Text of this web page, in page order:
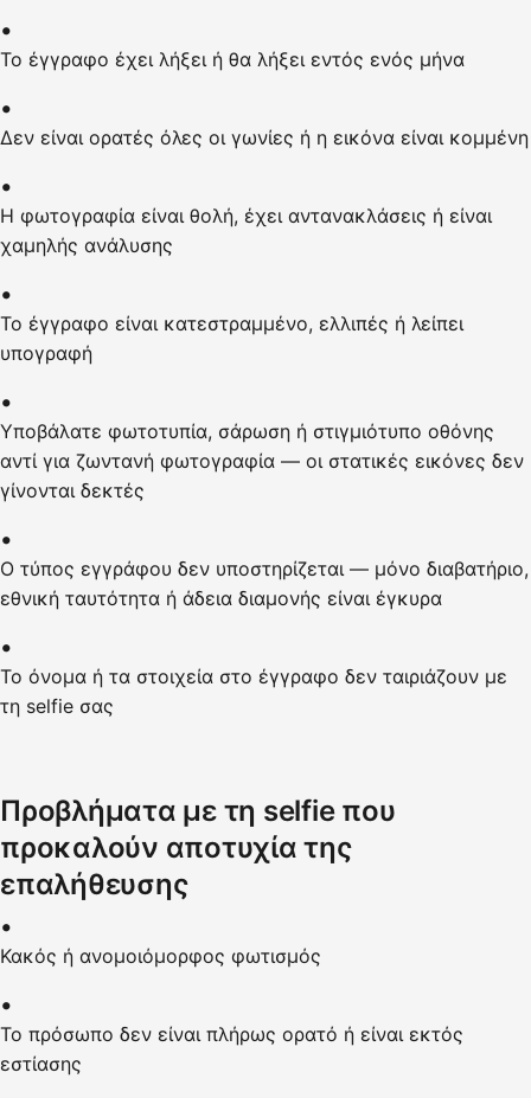
Το έγγραφο έχει λήξει ή θα λήξει εντός ενός μήνα
Δεν είναι ορατές όλες οι γωνίες ή η εικόνα είναι κομμένη
Η φωτογραφία είναι θολή, έχει αντανακλάσεις ή είναι
χαμηλής ανάλυσης
Το έγγραφο είναι κατεστραμμένο, ελλιπές ή λείπει
υπογραφή
Υποβάλατε φωτοτυπία, σάρωση ή στιγμιότυπο οθόνης
αντί για ζωντανή φωτογραφία — οι στατικές εικόνες δεν
γίνονται δεκτές
Ο τύπος εγγράφου δεν υποστηρίζεται — μόνο διαβατήριο,
εθνική ταυτότητα ή άδεια διαμονής είναι έγκυρα
Το όνομα ή τα στοιχεία στο έγγραφο δεν ταιριάζουν με
τη selfie σας
Προβλήματα με τη selfie που
προκαλούν αποτυχία της
επαλήθευσης
Κακός ή ανομοιόμορφος φωτισμός
Το πρόσωπο δεν είναι πλήρως ορατό ή είναι εκτός
εστίασης